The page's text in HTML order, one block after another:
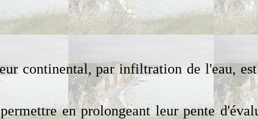
continental, par infiltration de l'eau,
en prolongeant leur pente